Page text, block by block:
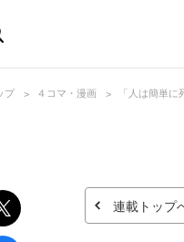
プ ４コマ・漫画 「人は簡単
連載トップ